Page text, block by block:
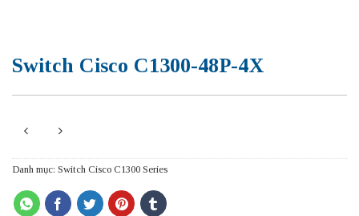
Switch Cisco C1300-48P-4X
Danh mục: Switch Cisco C1300 Series